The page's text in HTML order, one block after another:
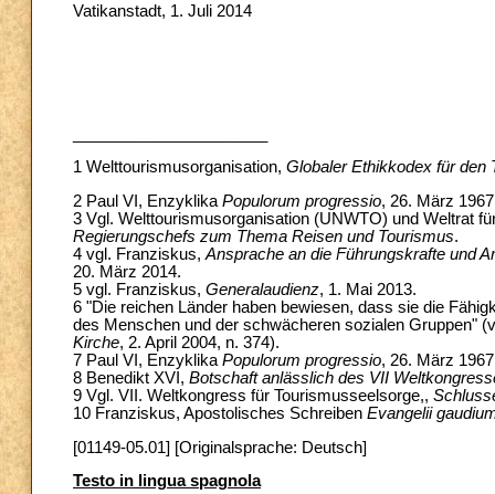
Vatikanstadt, 1. Juli 2014
1 Welttourismusorganisation, Globaler Ethikkodex für den
2 Paul VI, Enzyklika Populorum progressio, 26. März
3 Vgl. Welttourismusorganisation (UNWTO) und Weltrat
Regierungschefs zum Thema Reisen und Tourismus.
4 vgl. Franziskus, Ansprache an die Führungskrafte und
20. März 2014.
5 vgl. Franziskus, Generalaudienz, 1. Mai 2013.
6 "Die reichen Länder haben bewiesen, dass sie die
des Menschen und der schwächeren sozialen Gruppen"
Kirche, 2. April 2004, n. 374).
7 Paul VI, Enzyklika Populorum progressio, 26. März
8 Benedikt XVI, Botschaft anlässlich des VII
9 Vgl. VII. Weltkongress für Tourismusseelsorge,,
10 Franziskus, Apostolisches Schreiben Evangelii
[01149-05.01] [Originalsprache: Deutsch]
Testo in lingua spagnola